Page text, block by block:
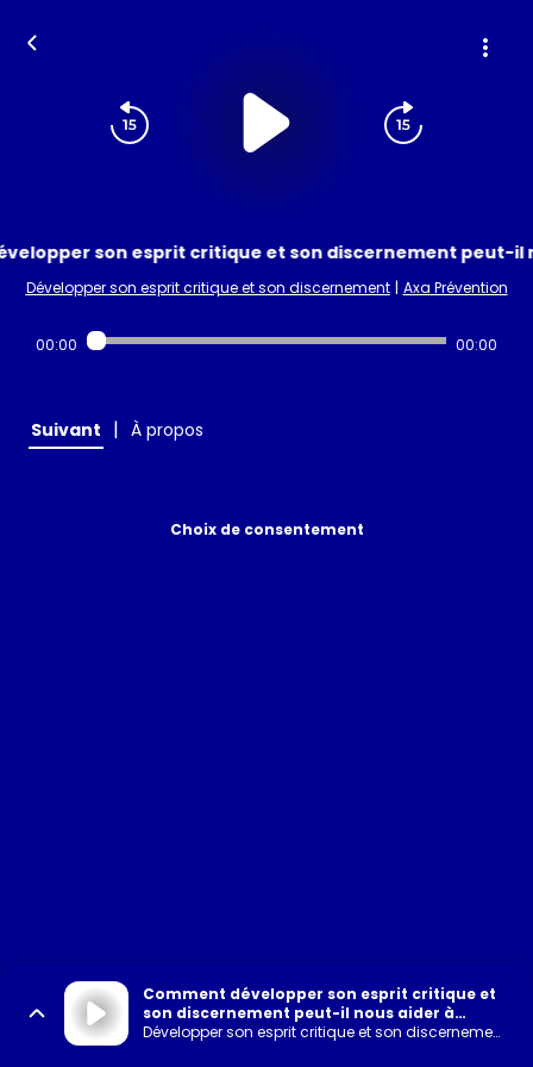
son esprit critique et son discernement peut-il
Développer son esprit critique et son discernement | Axa Prévention
00:00 00:00
Suivant | À propos
Choix de consentement
Comment développer son esprit critique et
son discernement peut-il nous aider à
l'heure de l'IA ?
Développer son esprit critique et son discernement